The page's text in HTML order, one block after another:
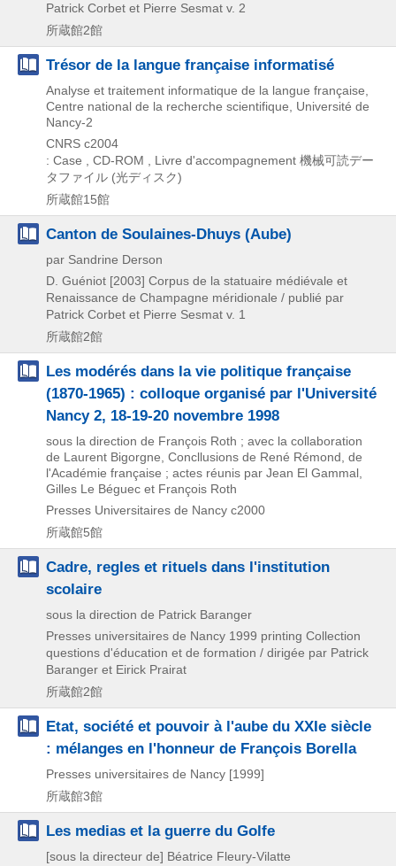
Patrick Corbet et Pierre Sesmat v. 2
所蔵館2館
Trésor de la langue française informatisé
Analyse et traitement informatique de la langue française,
Centre national de la recherche scientifique, Université de
Nancy-2
CNRS c2004
: Case , CD-ROM , Livre d'accompagnement 機械可読デー
タファイル (光ディスク)
所蔵館15館
Canton de Soulaines-Dhuys (Aube)
par Sandrine Derson
D. Guéniot [2003] Corpus de la statuaire médiévale et
Renaissance de Champagne méridionale / publié par
Patrick Corbet et Pierre Sesmat v. 1
所蔵館2館
Les modérés dans la vie politique française
(1870-1965) : colloque organisé par l'Université
Nancy 2, 18-19-20 novembre 1998
sous la direction de François Roth ; avec la collaboration
de Laurent Bigorgne, Concllusions de René Rémond, de
l'Académie française ; actes réunis par Jean El Gammal,
Gilles Le Béguec et François Roth
Presses Universitaires de Nancy c2000
所蔵館5館
Cadre, regles et rituels dans l'institution
scolaire
sous la direction de Patrick Baranger
Presses universitaires de Nancy 1999 printing Collection
questions d'éducation et de formation / dirigée par Patrick
Baranger et Eirick Prairat
所蔵館2館
Etat, société et pouvoir à l'aube du XXIe siècle
: mélanges en l'honneur de François Borella
Presses universitaires de Nancy [1999]
所蔵館3館
Les medias et la guerre du Golfe
[sous la directeur de] Béatrice Fleury-Vilatte